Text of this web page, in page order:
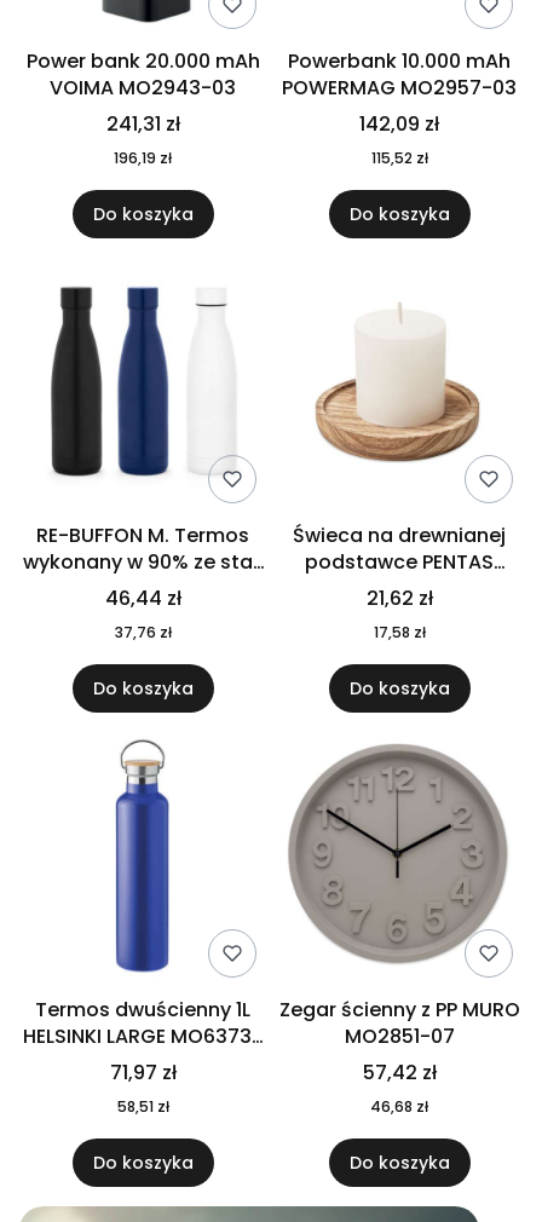
Power bank 20.000 mAh
VOIMA MO2943-03
241,31 zł
196,19 zł
Do koszyka
Powerbank 10.000 mAh
POWERMAG MO2957-03
142,09 zł
115,52 zł
Do koszyka
RE-BUFFON M. Termos
wykonany w 90% ze stali
nierdzewnej
pochodzącej z
recyklingu 520 ml 94294
46,44 zł
37,76 zł
Do koszyka
Świeca na drewnianej
podstawce PENTAS
MO6282-40
21,62 zł
17,58 zł
Do koszyka
Termos dwuścienny 1L
HELSINKI LARGE MO6373-
04
71,97 zł
58,51 zł
Do koszyka
Zegar ścienny z PP MURO
MO2851-07
57,42 zł
46,68 zł
Do koszyka